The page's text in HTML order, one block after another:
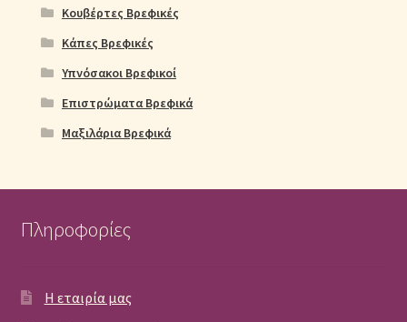
Κουβέρτες Βρεφικές
Κάπες Βρεφικές
Υπνόσακοι Βρεφικοί
Επιστρώματα Βρεφικά
Μαξιλάρια Βρεφικά
Πληροφορίες
Η εταιρία μας